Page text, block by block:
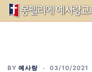
Skip
BY 예사랑 03/10/2021